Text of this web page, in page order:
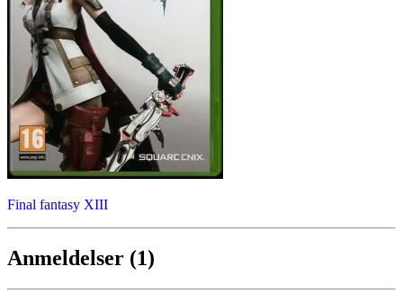
Final fantasy XIII
Anmeldelser (1)